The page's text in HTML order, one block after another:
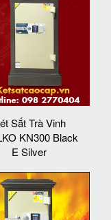
Sắt Trà Vinh
KN300 Black
E Silver